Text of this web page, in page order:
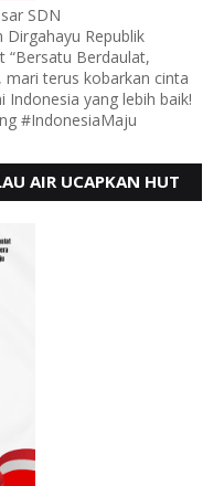
SDN
Republik
“Bersatu Berdaulat,
mari terus kobarkan cinta
yang lebih baik!
#IndonesiaMaju
AIR UCAPKAN HUT